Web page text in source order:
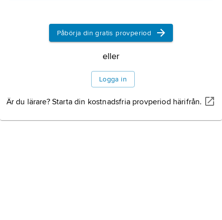
Information om artikeln
Påbörja din gratis provperiod
eller
Logga in
Är du lärare? Starta din kostnadsfria provperiod härifrån.